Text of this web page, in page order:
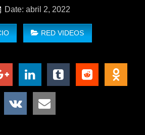
Date: abril 2, 2022
RED VIDEOS